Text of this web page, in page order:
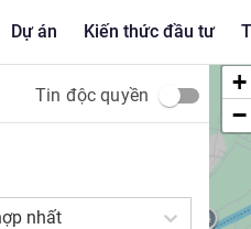
Dự án Kiến thức đầu tư
Tin độc quyền
nhất
+
−